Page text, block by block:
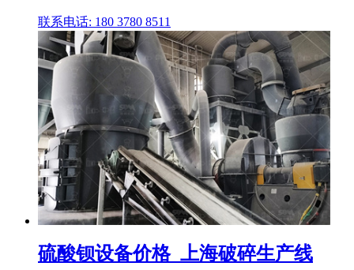
联系电话: 180 3780 8511
硫酸钡设备价格_上海破碎生产线